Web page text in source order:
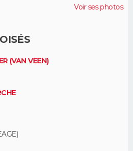
Voir ses photos
(VAN VEEN)